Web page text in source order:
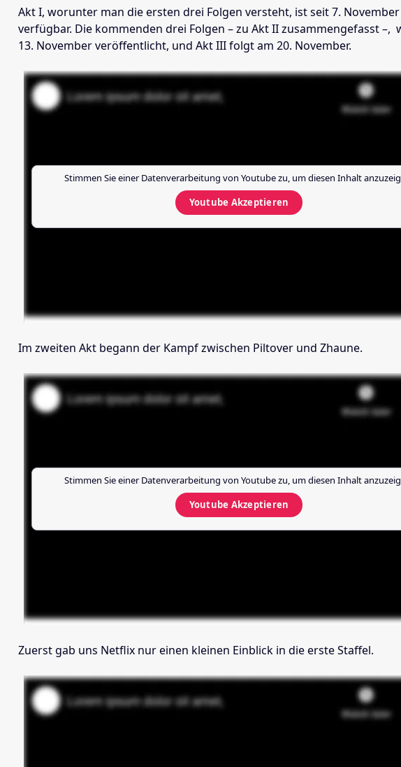
Akt I, worunter man die ersten drei Folgen versteht, ist seit 7.
verfügbar. Die kommenden drei Folgen – zu Akt II zusammengefasst –,
13. November veröffentlicht, und Akt III folgt am 20. November.
Stimmen Sie einer Datenverarbeitung von Youtubezu, um diesen Inhalt
Youtube Akzeptieren
Im zweiten Akt begann der Kampf zwischen Piltover und Zhaune.
Stimmen Sie einer Datenverarbeitung von Youtubezu, um diesen Inhalt
Youtube Akzeptieren
Zuerst gab uns Netflix nur einen kleinen Einblick in die erste Staffel.